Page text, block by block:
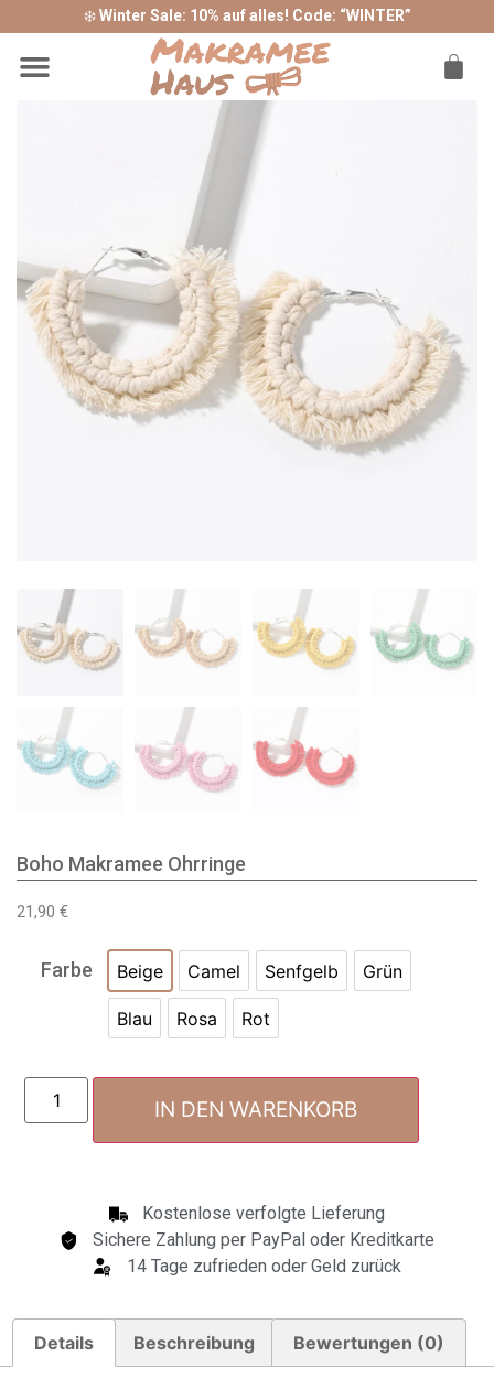
❄️Winter Sale: 10% auf alles! Code: “WINTER”
Boho Makramee Ohrringe
21,90 €
Farbe Beige Camel Senfgelb Grün
Blau Rosa Rot
IN DEN WARENKORB
Kostenlose verfolgte Lieferung
Sichere Zahlung per PayPal oder Kreditkarte
14 Tage zufrieden oder Geld zurück
Details Beschreibung Bewertungen (0)